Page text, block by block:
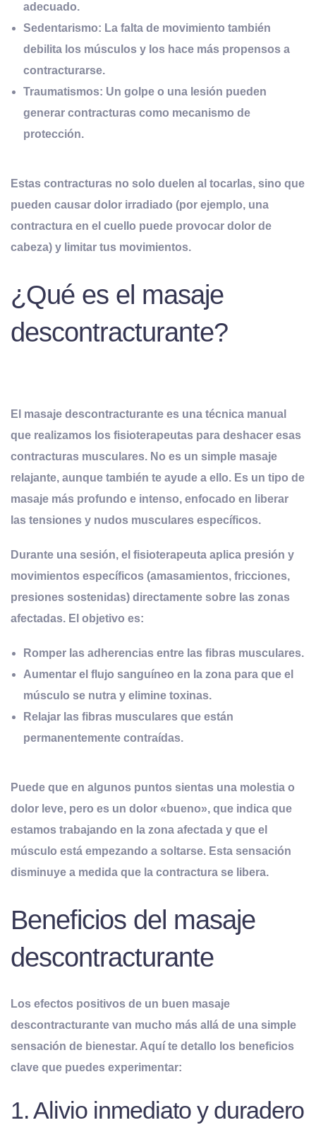
adecuado.
Sedentarismo: La falta de movimiento también
debilita los músculos y los hace más propensos a
contracturarse.
Traumatismos: Un golpe o una lesión pueden
generar contracturas como mecanismo de
protección.
Estas contracturas no solo duelen al tocarlas, sino que
pueden causar dolor irradiado (por ejemplo, una
contractura en el cuello puede provocar dolor de
cabeza) y limitar tus movimientos.
¿Qué es el masaje
descontracturante?
El masaje descontracturante es una técnica manual
que realizamos los fisioterapeutas para deshacer esas
contracturas musculares. No es un simple masaje
relajante, aunque también te ayude a ello. Es un tipo de
masaje más profundo e intenso, enfocado en liberar
las tensiones y nudos musculares específicos.
Durante una sesión, el fisioterapeuta aplica presión y
movimientos específicos (amasamientos, fricciones,
presiones sostenidas) directamente sobre las zonas
afectadas. El objetivo es:
Romper las adherencias entre las fibras musculares.
Aumentar el flujo sanguíneo en la zona para que el
músculo se nutra y elimine toxinas.
Relajar las fibras musculares que están
permanentemente contraídas.
Puede que en algunos puntos sientas una molestia o
dolor leve, pero es un dolor «bueno», que indica que
estamos trabajando en la zona afectada y que el
músculo está empezando a soltarse. Esta sensación
disminuye a medida que la contractura se libera.
Beneficios del masaje
descontracturante
Los efectos positivos de un buen masaje
descontracturante van mucho más allá de una simple
sensación de bienestar. Aquí te detallo los beneficios
clave que puedes experimentar:
1. Alivio inmediato y duradero